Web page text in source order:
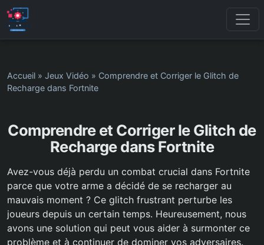
Accueil » Jeux Vidéo » Comprendre et Corriger le Glitch de
Recharge dans Fortnite
Comprendre et Corriger le Glitch de
Recharge dans Fortnite
Avez-vous déjà perdu un combat crucial dans Fortnite
parce que votre arme a décidé de se recharger au
mauvais moment ? Ce glitch frustrant perturbe les
joueurs depuis un certain temps. Heureusement, nous
avons une solution qui peut vous aider à surmonter ce
problème et à continuer de dominer vos adversaires.